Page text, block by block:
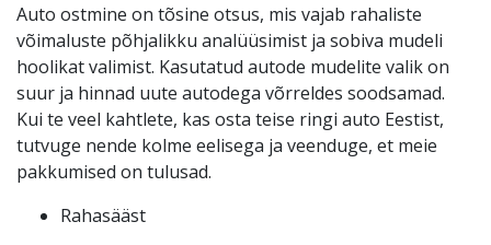
Auto ostmine on tõsine otsus, mis vajab rahaliste
võimaluste põhjalikku analüüsimist ja sobiva mudeli
hoolikat valimist. Kasutatud autode mudelite valik on
suur ja hinnad uute autodega võrreldes soodsamad.
Kui te veel kahtlete, kas osta teise ringi auto Eestist,
tutvuge nende kolme eelisega ja veenduge, et meie
pakkumised on tulusad.
Rahasääst